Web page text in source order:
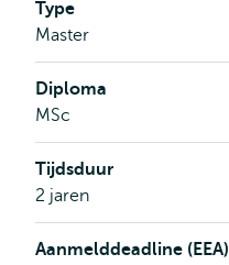
Care
all
Type
Master
Diploma
MSc
Tijdsduur
2 jaren
Aanmelddeadline (EEA)